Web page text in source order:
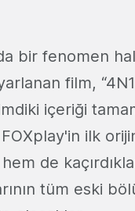
bir fenomen
film,
içeriği
ilk
de
tüm eski